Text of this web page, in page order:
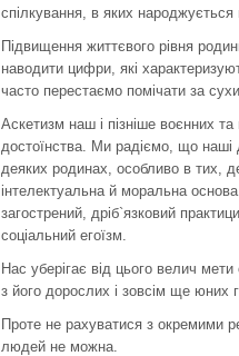
спілкування, в яких
Підвищення життєвого рівня
наводити цифри, які
часто перестаємо помічати за
Аскетизм наш і пізніше воєнних
достоїнства. Ми радіємо, що наші
деяких родинах, особливо в тих,
інтелектуальна й моральна
загострений, дріб`язковий
соціальний егоїзм.
Нас уберігає від цього велич
з його дорослих і зовсім ще юних
Проте не рахуватися з окремими
людей не можна.